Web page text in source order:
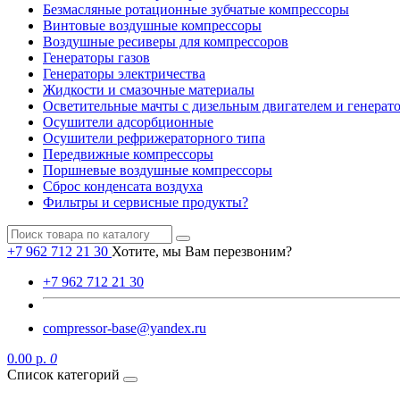
Безмасляные ротационные зубчатые компрессоры
Винтовые воздушные компрессоры
Воздушные ресиверы для компрессоров
Генераторы газов
Генераторы электричества
Жидкости и смазочные материалы
Осветительные мачты с дизельным двигателем и
Осушители адсорбционные
Осушители рефрижераторного типа
Передвижные компрессоры
Поршневые воздушные компрессоры
Сброс конденсата воздуха
Фильтры и сервисные продукты?
+7 962 712 21 30 Хотите, мы Вам перезвоним?
+7 962 712 21 30
compressor-base@yandex.ru
0.00 р. 0
Список категорий